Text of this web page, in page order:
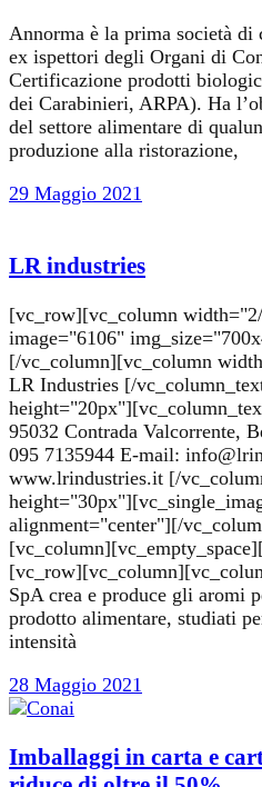
Annorma è la prima società di
ex ispettori degli Organi di
Certificazione prodotti
dei Carabinieri, ARPA). Ha
del settore alimentare di
produzione alla ristorazione,
29 Maggio 2021
LR industries
[vc_row][vc_column
image="6106"
[/vc_column][vc_column
LR Industries [/
95032 Contrada Valcorrente,
095 7135944 E-mail:
www.lrindustries.it [/
alignment="center"][/
SpA crea e produce gli aromi
prodotto alimentare, studiati
intensità
28 Maggio 2021
Imballaggi in carta e